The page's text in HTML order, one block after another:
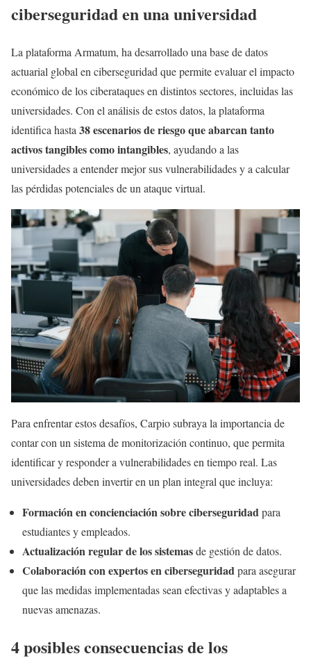
ciberseguridad en una universidad
La plataforma Armatum, ha desarrollado una base de datos
actuarial global en ciberseguridad que permite evaluar el impacto
económico de los ciberataques en distintos sectores, incluidas las
universidades. Con el análisis de estos datos, la plataforma
identifica hasta 38 escenarios de riesgo que abarcan tanto
activos tangibles como intangibles, ayudando a las
universidades a entender mejor sus vulnerabilidades y a calcular
las pérdidas potenciales de un ataque virtual.
Para enfrentar estos desafíos, Carpio subraya la importancia de
contar con un sistema de monitorización continuo, que permita
identificar y responder a vulnerabilidades en tiempo real. Las
universidades deben invertir en un plan integral que incluya:
Formación en concienciación sobre ciberseguridad para
estudiantes y empleados.
Actualización regular de los sistemasde gestión de datos.
Colaboración con expertos en ciberseguridad para asegurar
que las medidas implementadas sean efectivas y adaptables a
nuevas amenazas.
4 posibles consecuencias de los